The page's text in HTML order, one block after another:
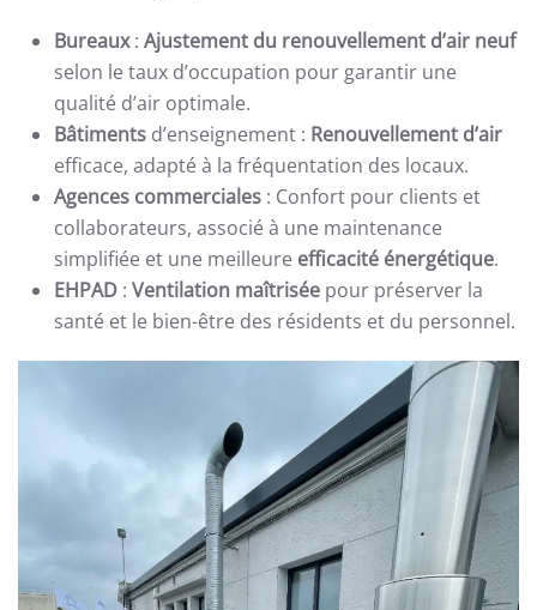
Bureaux: Ajustement du renouvellement d’air neuf
selon le taux d’occupation pour garantir une
qualité d’air optimale.
Bâtiments d’enseignement : Renouvellement d’air
efficace, adapté à la fréquentation des locaux.
Agences commerciales : Confort pour clients et
collaborateurs, associé à une maintenance
simplifiée et une meilleure efficacité énergétique.
EHPAD : Ventilation maîtrisée pour préserver la
santé et le bien-être des résidents et du personnel.